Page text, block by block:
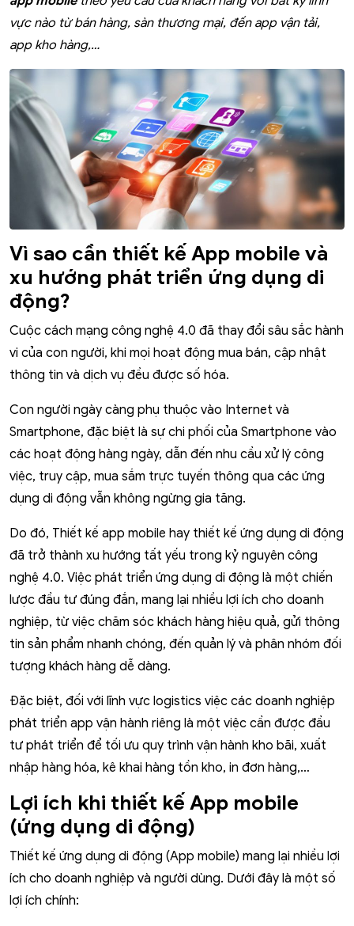
vực nào từ bán hàng, sàn thương mại, đến app vận tải,
app kho hàng,…
Vì sao cần thiết kế App mobile và
xu hướng phát triển ứng dụng di
động?
Cuộc cách mạng công nghệ 4.0 đã thay đổi sâu sắc hành
vi của con người, khi mọi hoạt động mua bán, cập nhật
thông tin và dịch vụ đều được số hóa.
Con người ngày càng phụ thuộc vào Internet và
Smartphone, đặc biệt là sự chi phối của Smartphone vào
các hoạt động hàng ngày, dẫn đến nhu cầu xử lý công
việc, truy cập, mua sắm trực tuyến thông qua các ứng
dụng di động vẫn không ngừng gia tăng.
Do đó, Thiết kế app mobile hay thiết kế ứng dụng di động
đã trở thành xu hướng tất yếu trong kỷ nguyên công
nghệ 4.0. Việc phát triển ứng dụng di động là một chiến
lược đầu tư đúng đắn, mang lại nhiều lợi ích cho doanh
nghiệp, từ việc chăm sóc khách hàng hiệu quả, gửi thông
tin sản phẩm nhanh chóng, đến quản lý và phân nhóm đối
tượng khách hàng dễ dàng.
Đặc biệt, đối với lĩnh vực logistics việc các doanh nghiệp
phát triển app vận hành riêng là một việc cần được đầu
tư phát triển để tối ưu quy trình vận hành kho bãi, xuất
nhập hàng hóa, kê khai hàng tồn kho, in đơn hàng,…
Lợi ích khi thiết kế App mobile
(ứng dụng di động)
Thiết kế ứng dụng di động (App mobile) mang lại nhiều lợi
ích cho doanh nghiệp và người dùng. Dưới đây là một số
lợi ích chính: